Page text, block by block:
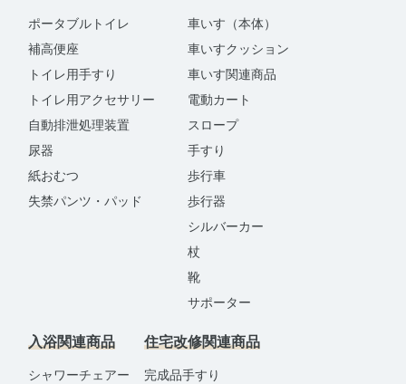
ポータブルトイレ
補高便座
トイレ用手すり
トイレ用アクセサリー
自動排泄処理装置
尿器
紙おむつ
失禁パンツ・パッド
車いす（本体）
車いすクッション
車いす関連商品
電動カート
スロープ
手すり
歩行車
歩行器
シルバーカー
杖
靴
サポーター
入浴関連商品
シャワーチェアー
住宅改修関連商品
完成品手すり